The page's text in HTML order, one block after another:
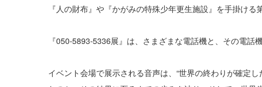
『人の財布』や『かがみの特殊少年更生施設』を手掛け
『050-5893-5336展』は、さまざまな電話機と、その電
イベント会場で展示される音声は、“世界の終わりが確定